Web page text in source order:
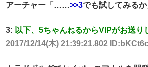
アーチャー「……>>3でも試してみるか
3: 以下、5ちゃんねるからVIPがお送り
2017/12/14(木) 21:39:21.802